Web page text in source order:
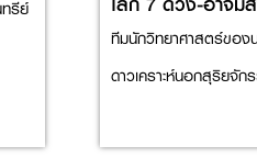
ทีมนักวิทยาศาสตร์ของ
ดาวเคราะห์นอกสุริยจัก
ประกอบด้วยดาวเคราะ
โคจรรอบดาวฤกษ์ดวงเ